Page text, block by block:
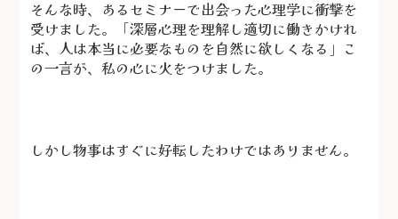
そんな時、あるセミナーで出会った心理学に衝撃を
受けました。「深層心理を理解し適切に働きかけれ
ば、人は本当に必要なものを自然に欲しくなる」こ
の一言が、私の心に火をつけました。
しかし物事はすぐに好転したわけではありません。